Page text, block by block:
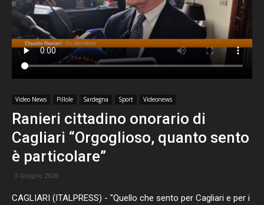
Video News Pillole Sardegna Sport Videonews
Ranieri cittadino onorario di
Cagliari “Orgoglioso, quanto sento
è particolare”
3 Giugno 2026
CAGLIARI (ITALPRESS) - "Quello che sento per Cagliari e per i